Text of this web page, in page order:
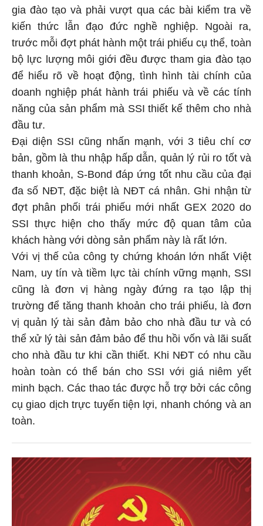
gia đào tạo và phải vượt qua các bài kiểm tra về
kiến thức lẫn đạo đức nghề nghiệp. Ngoài ra,
trước mỗi đợt phát hành một trái phiếu cụ thể, toàn
bộ lực lượng môi giới đều được tham gia đào tạo
để hiểu rõ về hoạt động, tình hình tài chính của
doanh nghiệp phát hành trái phiếu và về các tính
năng của sản phẩm mà SSI thiết kế thêm cho nhà
đầu tư.
Đại diện SSI cũng nhấn mạnh, với 3 tiêu chí cơ
bản, gồm là thu nhập hấp dẫn, quản lý rủi ro tốt và
thanh khoản, S-Bond đáp ứng tốt nhu cầu của đại
đa số NĐT, đặc biệt là NĐT cá nhân. Ghi nhận từ
đợt phân phối trái phiếu mới nhất GEX 2020 do
SSI thực hiện cho thấy mức độ quan tâm của
khách hàng với dòng sản phẩm này là rất lớn.
Với vị thế của công ty chứng khoán lớn nhất Việt
Nam, uy tín và tiềm lực tài chính vững mạnh, SSI
cũng là đơn vị hàng ngày đứng ra tạo lập thị
trường để tăng thanh khoản cho trái phiếu, là đơn
vị quản lý tài sản đảm bảo cho nhà đầu tư và có
thể xử lý tài sản đảm bảo để thu hồi vốn và lãi suất
cho nhà đầu tư khi cần thiết. Khi NĐT có nhu cầu
hoàn toàn có thể bán cho SSI với giá niêm yết
minh bạch. Các thao tác được hỗ trợ bởi các công
cụ giao dịch trực tuyến tiện lợi, nhanh chóng và an
toàn.